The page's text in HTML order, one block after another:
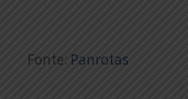
Fonte: Panrotas